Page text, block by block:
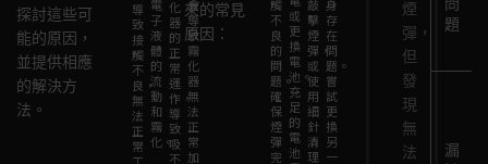
探討這些可
能的原因，
並提供相應
的解決方
法。
導
致
接
觸
不
良，
無
法
正
常
電
子
液
體
的
流
動
和
霧
化。
化
器
的
正
常
運
作，
導
致
吸
不
會
導
致
霧
化
器
無
法
正
常
加
來的常見
原因：
觸
不
良
的
問
題。
確
保
煙
彈
完
或
更
換
電
池。
充
足
的
電
池
敲
擊
煙
彈，
或
使
用
細
針
清
理
身
存
在
問
題。
嘗
試
更
換
另
一
煙
彈，
但
發
現
無
法
題
漏